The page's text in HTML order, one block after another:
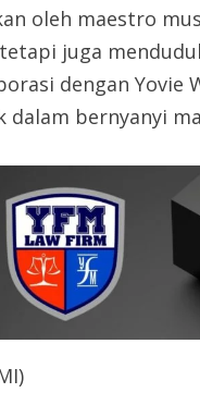
oleh maestro
juga
dengan Yovie
dalam bernyanyi